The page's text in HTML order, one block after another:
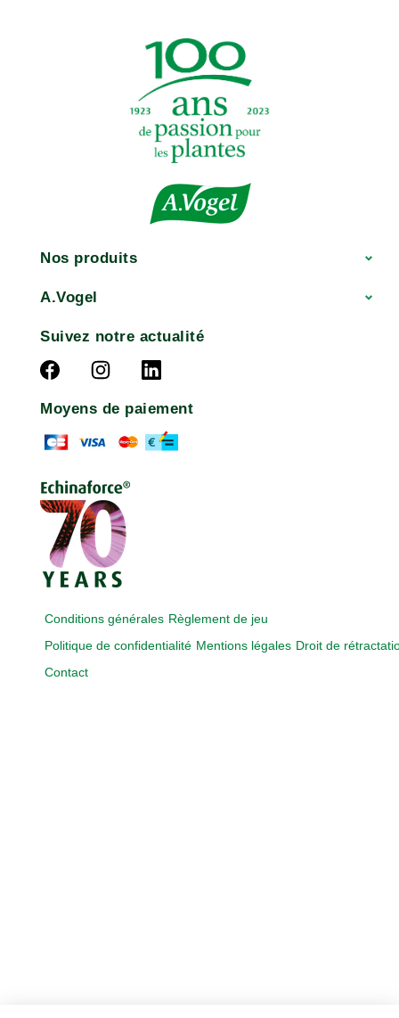
Nos produits
A.Vogel
Suivez notre actualité
Moyens de paiement
Conditions générales Règlement de jeu
Politique de confidentialité Mentions légales Droit de
Contact